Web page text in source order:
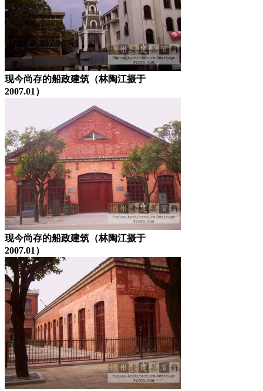
现今尚存的船政建筑（林陶江摄于
2007.01）
现今尚存的船政建筑（林陶江摄于
2007.01）